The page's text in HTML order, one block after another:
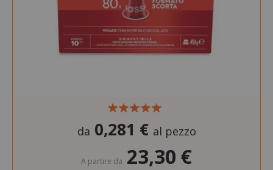
da 0,281 € al pezzo
A partire da 23,30 €